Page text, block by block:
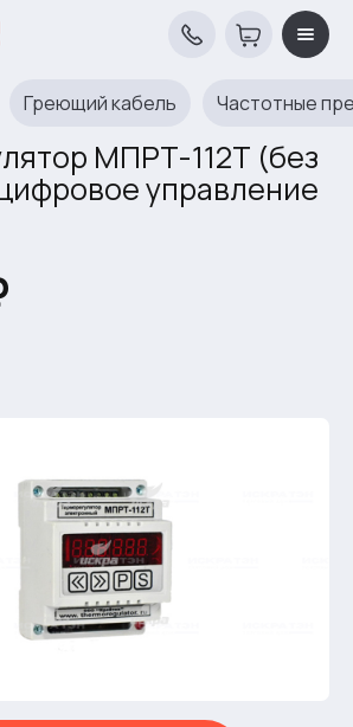
Греющий кабель Частотные
МПРТ-112Т (без
управление